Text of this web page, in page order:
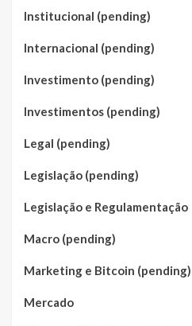
Institucional (pending)
Internacional (pending)
Investimento (pending)
Investimentos (pending)
Legal (pending)
Legislação (pending)
Legislação e Regulamentação
Macro (pending)
Marketing e Bitcoin (pending)
Mercado